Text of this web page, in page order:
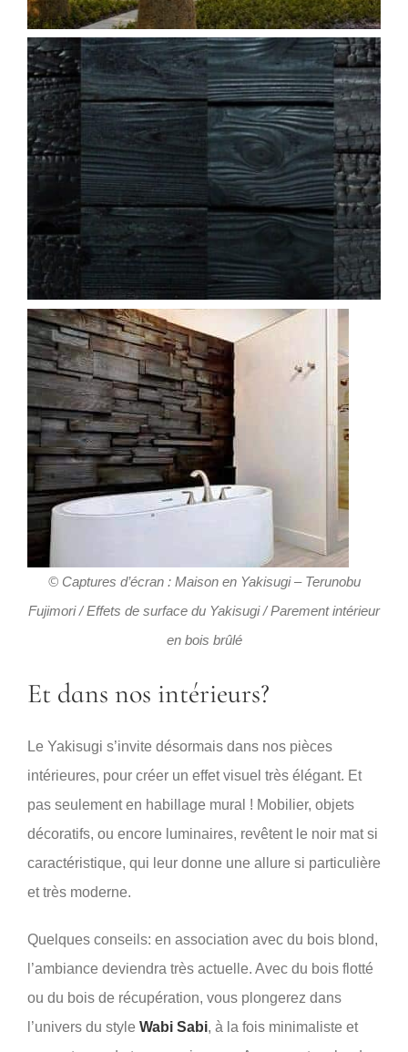
© Captures d’écran : Maison en Yakisugi – Terunobu
Fujimori / Effets de surface du Yakisugi / Parement intérieur
en bois brûlé
Et dans nos intérieurs?
Le Yakisugi s’invite désormais dans nos pièces
intérieures, pour créer un effet visuel très élégant. Et
pas seulement en habillage mural ! Mobilier, objets
décoratifs, ou encore luminaires, revêtent le noir mat si
caractéristique, qui leur donne une allure si particulière
et très moderne.
Quelques conseils: en association avec du bois blond,
l’ambiance deviendra très actuelle. Avec du bois flotté
ou du bois de récupération, vous plongerez dans
l’univers du style Wabi Sabi, à la fois minimaliste et